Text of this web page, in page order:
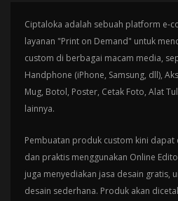
Ciptaloka adalah sebuah platform e-
layanan "Print on Demand" untuk
custom di berbagai macam media,
Handphone (iPhone, Samsung, dll),
Mug, Botol, Poster, Cetak Foto, Alat
lainnya.
Pembuatan produk custom kini dapat
dan praktis menggunakan Online
juga menyediakan jasa desain gratis,
desain sederhana. Produk akan